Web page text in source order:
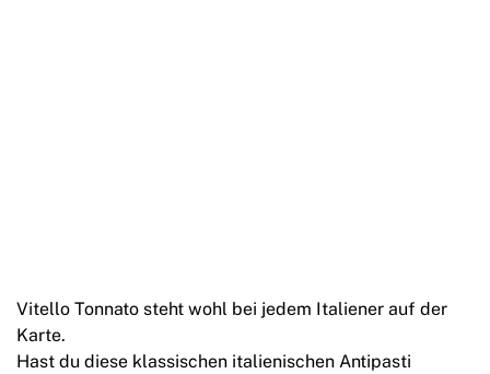
Vitello Tonnato steht wohl bei jedem Italiener auf der
Karte.
Hast du diese klassischen italienischen Antipasti